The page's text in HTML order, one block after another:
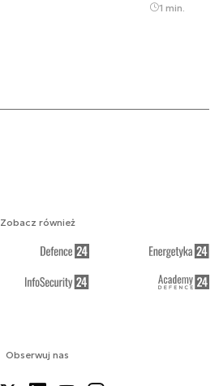
1 min.
Obserwuj nas
Zobacz również